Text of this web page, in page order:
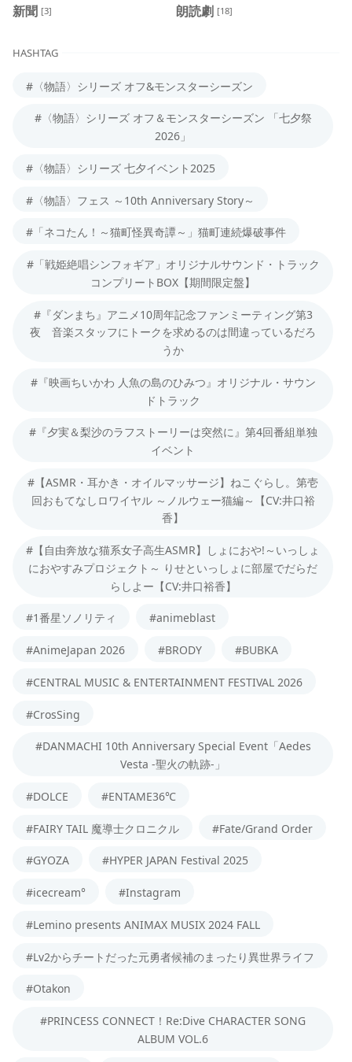
新聞 [3] 朗読劇 [18]
HASHTAG
#〈物語〉シリーズ オフ&モンスターシーズン
#〈物語〉シリーズ オフ＆モンスターシーズン 「七夕祭
2026」
#〈物語〉シリーズ 七夕イベント2025
#〈物語〉フェス ～10th Anniversary Story～
#「ネコたん！～猫町怪異奇譚～」猫町連続爆破事件
#「戦姫絶唱シンフォギア」オリジナルサウンド・トラック
コンプリートBOX【期間限定盤】
#『ダンまち』アニメ10周年記念ファンミーティング第3
夜 音楽スタッフにトークを求めるのは間違っているだろ
うか
#『映画ちいかわ 人魚の島のひみつ』オリジナル・サウン
ドトラック
#『夕実＆梨沙のラフストーリーは突然に』第4回番組単独
イベント
#【ASMR・耳かき・オイルマッサージ】ねこぐらし。第壱
回おもてなしロワイヤル ～ノルウェー猫編～【CV:井口裕
香】
#【自由奔放な猫系女子高生ASMR】しょにおや!～いっしょ
におやすみプロジェクト～ りせといっしょに部屋でだらだ
らしよー【CV:井口裕香】
#1番星ソノリティ #animeblast
#AnimeJapan 2026 #BRODY #BUBKA
#CENTRAL MUSIC & ENTERTAINMENT FESTIVAL 2026
#CrosSing
#DANMACHI 10th Anniversary Special Event「Aedes
Vesta -聖火の軌跡-」
#DOLCE #ENTAME36℃
#FAIRY TAIL 魔導士クロニクル #Fate/Grand Order
#GYOZA #HYPER JAPAN Festival 2025
#icecream° #Instagram
#Lemino presents ANIMAX MUSIX 2024 FALL
#Lv2からチートだった元勇者候補のまったり異世界ライフ
#Otakon
#PRINCESS CONNECT！Re:Dive CHARACTER SONG
ALBUM VOL.6